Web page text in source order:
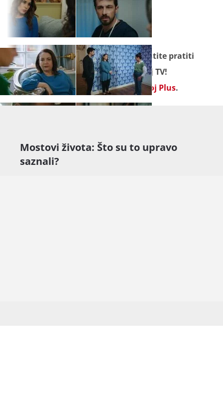
Seriju "Mostovi života" ne propustite pratiti
od ponedjeljka do petka na Novoj TV!
Omiljeni sadržaj gledajte naNovoj Plus.
Mostovi života: Što su to upravo
saznali?